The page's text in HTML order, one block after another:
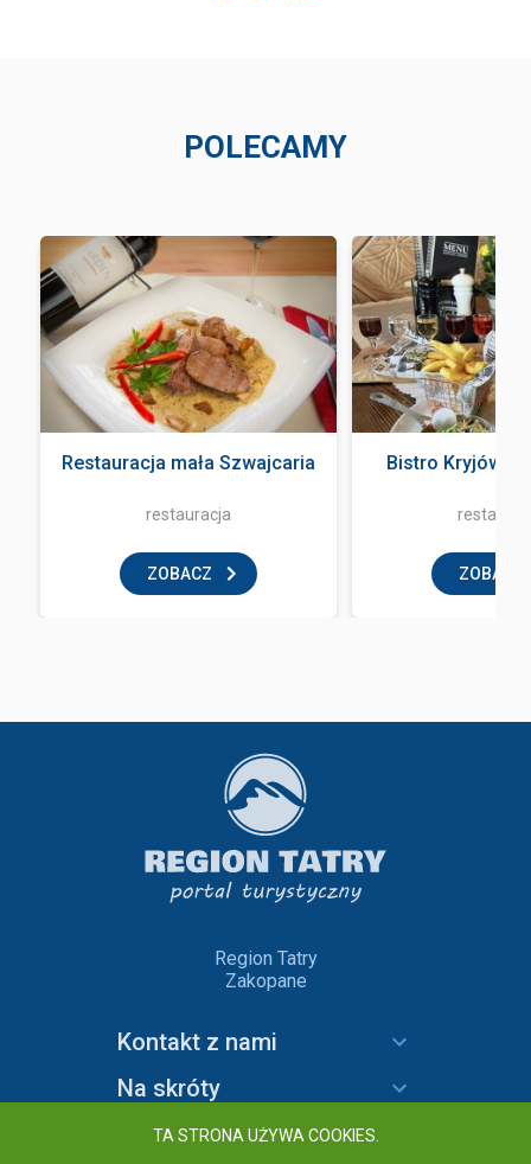
POLECAMY
Restauracja mała Szwajcaria
restauracja
ZOBACZ
Bistro Kryjówka
ZOBACZ
Region Tatry
Zakopane
Kontakt z nami
Na skróty
Informacje
TA STRONA UŻYWA COOKIES.